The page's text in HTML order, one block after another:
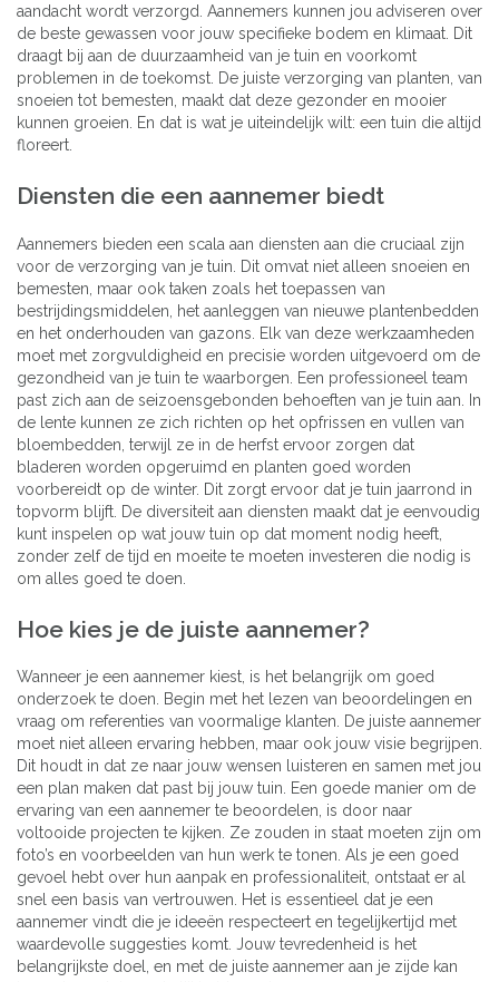
aandacht wordt verzorgd. Aannemers kunnen jou adviseren over
de beste gewassen voor jouw specifieke bodem en klimaat. Dit
draagt bij aan de duurzaamheid van je tuin en voorkomt
problemen in de toekomst. De juiste verzorging van planten, van
snoeien tot bemesten, maakt dat deze gezonder en mooier
kunnen groeien. En dat is wat je uiteindelijk wilt: een tuin die altijd
floreert.
Diensten die een aannemer biedt
Aannemers bieden een scala aan diensten aan die cruciaal zijn
voor de verzorging van je tuin. Dit omvat niet alleen snoeien en
bemesten, maar ook taken zoals het toepassen van
bestrijdingsmiddelen, het aanleggen van nieuwe plantenbedden
en het onderhouden van gazons. Elk van deze werkzaamheden
moet met zorgvuldigheid en precisie worden uitgevoerd om de
gezondheid van je tuin te waarborgen. Een professioneel team
past zich aan de seizoensgebonden behoeften van je tuin aan. In
de lente kunnen ze zich richten op het opfrissen en vullen van
bloembedden, terwijl ze in de herfst ervoor zorgen dat
bladeren worden opgeruimd en planten goed worden
voorbereidt op de winter. Dit zorgt ervoor dat je tuin jaarrond in
topvorm blijft. De diversiteit aan diensten maakt dat je eenvoudig
kunt inspelen op wat jouw tuin op dat moment nodig heeft,
zonder zelf de tijd en moeite te moeten investeren die nodig is
om alles goed te doen.
Hoe kies je de juiste aannemer?
Wanneer je een aannemer kiest, is het belangrijk om goed
onderzoek te doen. Begin met het lezen van beoordelingen en
vraag om referenties van voormalige klanten. De juiste aannemer
moet niet alleen ervaring hebben, maar ook jouw visie begrijpen.
Dit houdt in dat ze naar jouw wensen luisteren en samen met jou
een plan maken dat past bij jouw tuin. Een goede manier om de
ervaring van een aannemer te beoordelen, is door naar
voltooide projecten te kijken. Ze zouden in staat moeten zijn om
foto’s en voorbeelden van hun werk te tonen. Als je een goed
gevoel hebt over hun aanpak en professionaliteit, ontstaat er al
snel een basis van vertrouwen. Het is essentieel dat je een
aannemer vindt die je ideeën respecteert en tegelijkertijd met
waardevolle suggesties komt. Jouw tevredenheid is het
belangrijkste doel, en met de juiste aannemer aan je zijde kan